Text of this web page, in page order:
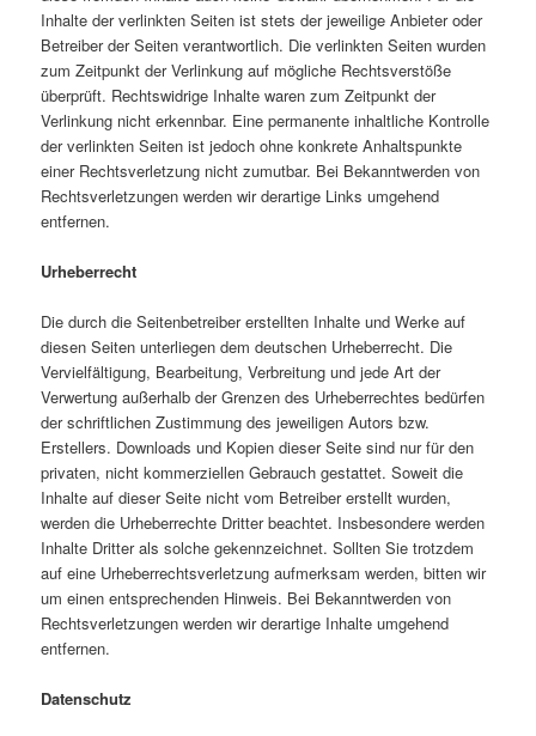
Inhalte der verlinkten Seiten ist stets der jeweilige Anbieter oder
Betreiber der Seiten verantwortlich. Die verlinkten Seiten wurden
zum Zeitpunkt der Verlinkung auf mögliche Rechtsverstöße
überprüft. Rechtswidrige Inhalte waren zum Zeitpunkt der
Verlinkung nicht erkennbar. Eine permanente inhaltliche Kontrolle
der verlinkten Seiten ist jedoch ohne konkrete Anhaltspunkte
einer Rechtsverletzung nicht zumutbar. Bei Bekanntwerden von
Rechtsverletzungen werden wir derartige Links umgehend
entfernen.
Urheberrecht
Die durch die Seitenbetreiber erstellten Inhalte und Werke auf
diesen Seiten unterliegen dem deutschen Urheberrecht. Die
Vervielfältigung, Bearbeitung, Verbreitung und jede Art der
Verwertung außerhalb der Grenzen des Urheberrechtes bedürfen
der schriftlichen Zustimmung des jeweiligen Autors bzw.
Erstellers. Downloads und Kopien dieser Seite sind nur für den
privaten, nicht kommerziellen Gebrauch gestattet. Soweit die
Inhalte auf dieser Seite nicht vom Betreiber erstellt wurden,
werden die Urheberrechte Dritter beachtet. Insbesondere werden
Inhalte Dritter als solche gekennzeichnet. Sollten Sie trotzdem
auf eine Urheberrechtsverletzung aufmerksam werden, bitten wir
um einen entsprechenden Hinweis. Bei Bekanntwerden von
Rechtsverletzungen werden wir derartige Inhalte umgehend
entfernen.
Datenschutz